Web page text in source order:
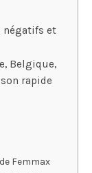
négatifs et
Belgique,
rapide
Femmax